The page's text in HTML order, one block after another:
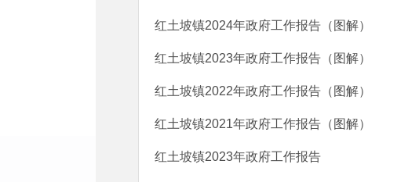
红土坡镇2024年政府工作报告（图解）
红土坡镇2023年政府工作报告（图解）
红土坡镇2022年政府工作报告（图解）
红土坡镇2021年政府工作报告（图解）
红土坡镇2023年政府工作报告